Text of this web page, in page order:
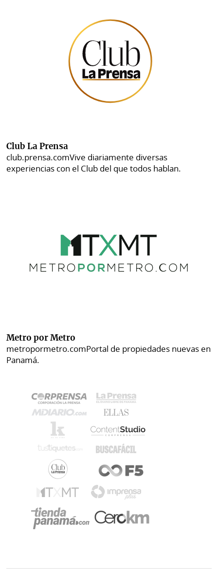
Club La Prensa
club.prensa.comVive diariamente diversas
experiencias con el Club del que todos hablan.
Metro por Metro
metropormetro.comPortal de propiedades nuevas en
Panamá.